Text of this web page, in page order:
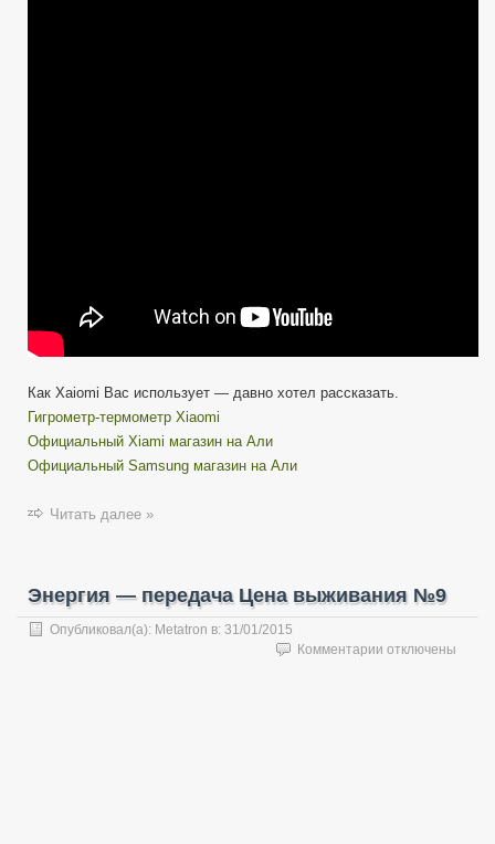
Как Xaiomi Вас использует — давно хотел рассказать.
Гигрометр-термометр Xiaomi
Официальный Xiami магазин на Али
Официальный Samsung магазин на Али
Читать далее »
Энергия — передача Цена выживания №9
Опубликовал(а): Metatron в: 31/01/2015
Комментарии котключены